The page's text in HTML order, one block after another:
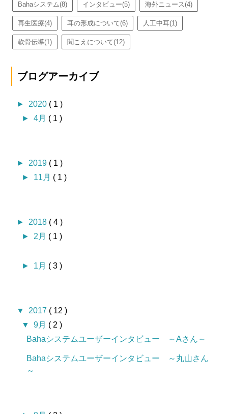
Bahaシステム(8) インタビュー(5) 海外ニュース(4)
再生医療(4) 耳の形成について(6) 人工中耳(1)
軟骨伝導(1) 聞こえについて(12)
ブログアーカイブ
► 2020 ( 1 )
►4月 ( 1 )
► 2019 ( 1 )
► 11月 ( 1 )
► 2018 ( 4 )
► 2月 ( 1 )
► 1月 ( 3 )
▼ 2017 ( 12 )
▼9月 ( 2 )
Bahaシステムユーザーインタビュー ～Aさん～
Bahaシステムユーザーインタビュー ～丸山さん
～